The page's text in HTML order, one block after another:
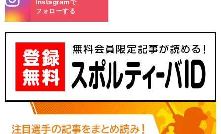
m
Instagramで
フォローする